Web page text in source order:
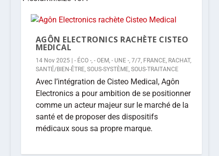
AGÔN ELECTRONICS RACHÈTE CISTEO
MEDICAL
14 Nov 2025| - ÉCO -, - OEM, - UNE -, 7/7, FRANCE, RACHAT,
SANTÉ/BIEN-ÊTRE, SOUS-SYSTÈME, SOUS-TRAITANCE
Avec l’intégration de Cisteo Medical, Agôn
Electronics a pour ambition de se positionner
comme un acteur majeur sur le marché de la
santé et de proposer des dispositifs
médicaux sous sa propre marque.